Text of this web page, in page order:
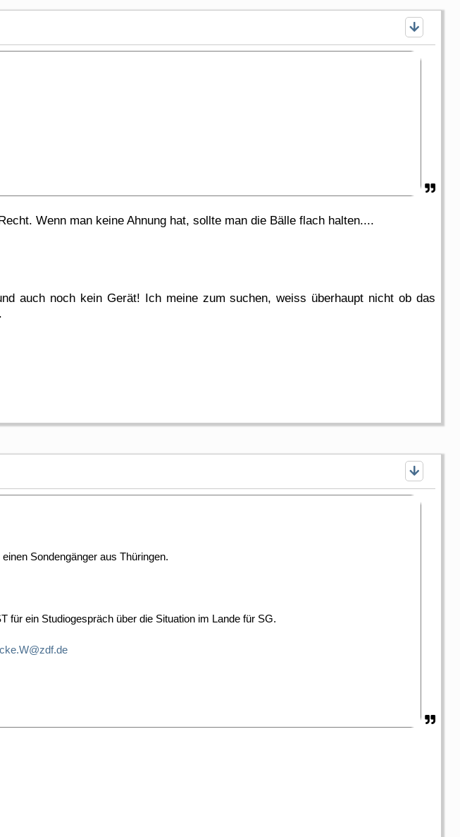
Wenn man keine Ahnung hat, sollte man die Bälle flach halten....
auch noch kein Gerät! Ich meine zum suchen, weiss überhaupt nicht ob das
Sondengänger aus Thüringen.
für ein Studiogespräch über die Situation im Lande für SG.